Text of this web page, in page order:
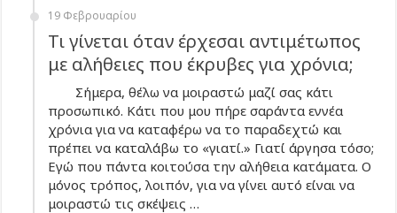
19 Φεβρουαρίου
Τι γίνεται όταν έρχεσαι αντιμέτωπος
με αλήθειες που έκρυβες για χρόνια;
Σήμερα, θέλω να μοιραστώ μαζί σας κάτι
προσωπικό. Κάτι που μου πήρε σαράντα εννέα
χρόνια για να καταφέρω να το παραδεχτώ και
πρέπει να καταλάβω το «γιατί.» Γιατί άργησα τόσο;
Εγώ που πάντα κοιτούσα την αλήθεια κατάματα. Ο
μόνος τρόπος, λοιπόν, για να γίνει αυτό είναι να
μοιραστώ τις σκέψεις …